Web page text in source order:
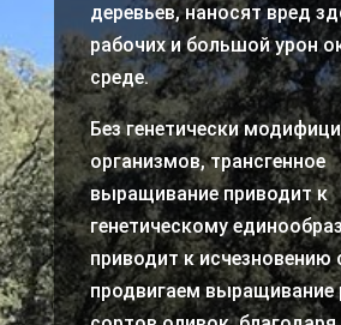
деревьев, наносят вред
рабочих и большой урон
среде.
Без генетически
организмов, трансгенное
выращивание приводит к
генетическому
приводит к
продвигаем выращивание